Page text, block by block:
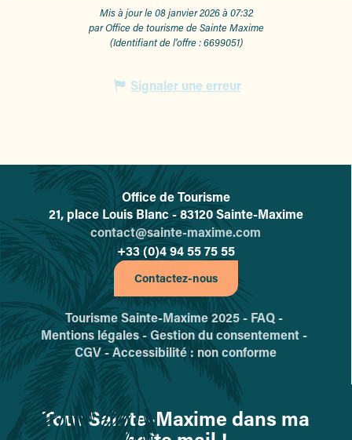
Mis à jour le 08 janvier 2026 à 07:32
par Office de tourisme de Sainte Maxime
(Identifiant de l'offre :6699051)
Signaler une erreur
L'office de tourisme de Sainte-
Office de Tourisme
21, place Louis Blanc - 83120 Sainte-Maxime
contact@sainte-maxime.com
+33 (0)4 94 55 75 55
Contactez-nous
Tourisme Sainte-Maxime 2025 - FAQ -
Mentions légales -Gestion du consentement -
CGV -Accessibilité : non conforme
Tout Sainte-Maxime dans ma